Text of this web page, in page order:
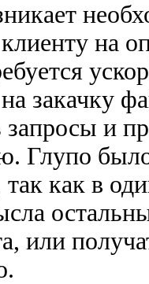
клиенту на
на закачку
запросы и
Глупо
так как в
или